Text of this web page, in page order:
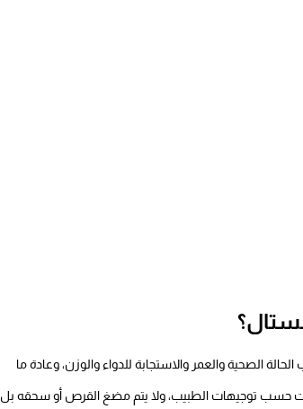
الصحية والعمر والاستجابة للدواء والوزن، وعادة ما
فوق سن 12 عامًا هو قرص واحد كل 4 : 6 ساعات حسب توجيهات الطبيب، ولا يتم مضغ القرص أو سحقه بل